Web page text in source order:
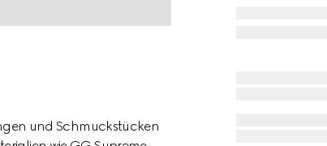
und Schmuckstücken